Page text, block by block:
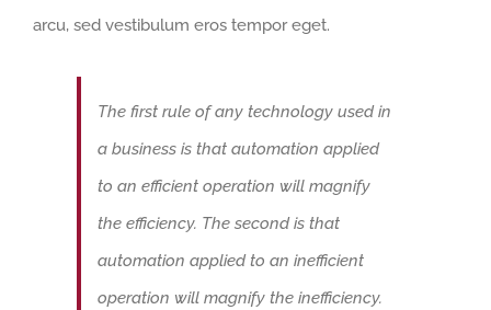
arcu, sed vestibulum eros tempor eget.
The first rule of any technology used in
a business is that automation applied
to an efficient operation will magnify
the efficiency. The second is that
automation applied to an inefficient
operation will magnify the inefficiency.